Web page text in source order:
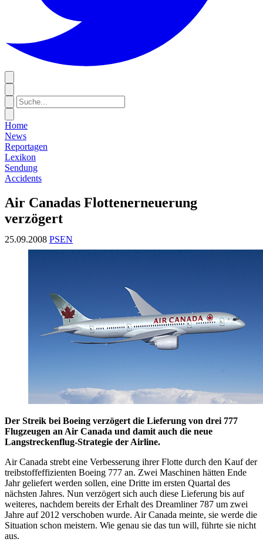
Home
News
Reportagen
Lexikon
Sendung
Accidents
Air Canadas Flottenerneuerung
verzögert
25.09.2008 PSEN
Der Streik bei Boeing verzögert die Lieferung von drei 777
Flugzeugen an Air Canada und damit auch die neue
Langstreckenflug-Strategie der Airline.
Air Canada strebt eine Verbesserung ihrer Flotte durch den Kauf der
treibstoffeffizienten Boeing 777 an. Zwei Maschinen hätten Ende
Jahr geliefert werden sollen, eine Dritte im ersten Quartal des
nächsten Jahres. Nun verzögert sich auch diese Lieferung bis auf
weiteres, nachdem bereits der Erhalt des Dreamliner 787 um zwei
Jahre auf 2012 verschoben wurde. Air Canada meinte, sie werde die
Situation schon meistern. Wie genau sie das tun will, führte sie nicht
aus.